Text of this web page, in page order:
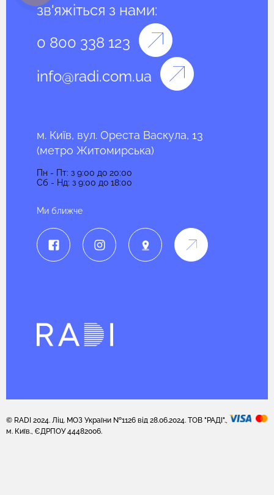
зв'яжіться з нами:
0 800 338 123
info@radi.com.ua
м. Київ, вул. Ореста Васкула, 13
(метро Житомирська)
Пн - Пт: з 9:00 до 20:00
Сб - Нд: з 9:00 до 18:00
Ми ближче
© RADI 2024. Ліц. МОЗ України №1126 від 28.06.2024. ТОВ "РАДІ".,
м. Київ., ЄДРПОУ 44482006.